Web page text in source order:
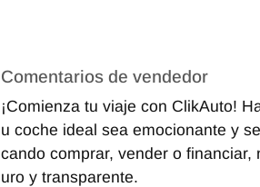
Comentarios de vendedor
¡Comienza tu viaje con ClikAuto!
u coche ideal sea emocionante y
cando comprar, vender o
uro y transparente.